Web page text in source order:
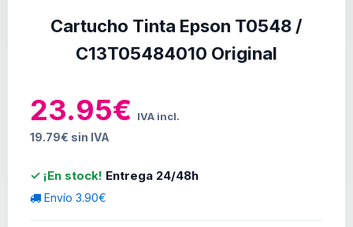
Cartucho Tinta Epson T0548 /
C13T05484010 Original
23.95€ IVA incl.
19.79€ sin IVA
✓ ¡En stock! Entrega 24/48h
Envío 3.90€